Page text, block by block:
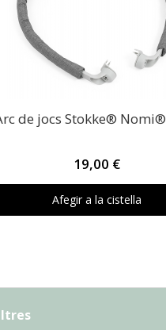
de jocs Stokke® Nomi®
19,00 €
Afegir a la cistella